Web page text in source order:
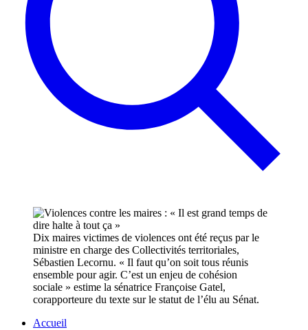
Dix maires victimes de violences ont été reçus par le
ministre en charge des Collectivités territoriales,
Sébastien Lecornu. « Il faut qu’on soit tous réunis
ensemble pour agir. C’est un enjeu de cohésion
sociale » estime la sénatrice Françoise Gatel,
corapporteure du texte sur le statut de l’élu au Sénat.
Accueil